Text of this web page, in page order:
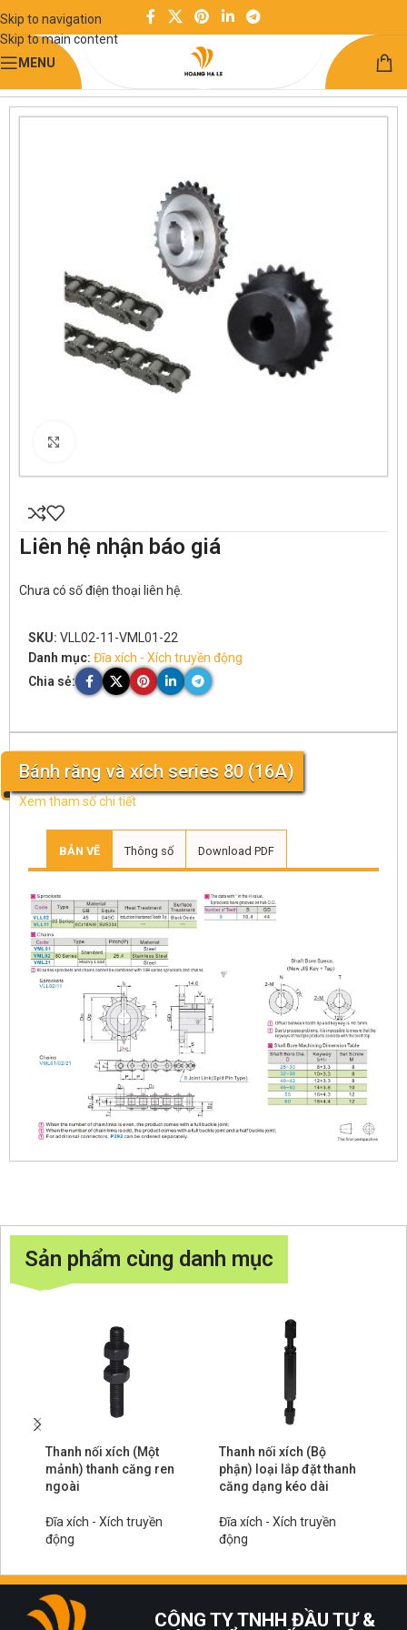
Skip to navigation
Skip to main content
MENU
Trang chủ
Linh kiện truyền động Đĩa xích - Xích truyền động
Bánh răng và xích series 80 (16A)
Xem tham số chi tiết
BẢN VẼ Thông số Download PDF
Liên hệ nhận báo giá
Chưa có số điện thoại liên hệ.
SKU: VLL02-11-VML01-22
Danh mục: Đĩa xích - Xích truyền động
Chia sẻ:
Sản phẩm cùng danh mục
Thanh nối xích (Một
mảnh) thanh căng ren
ngoài
Đĩa xích - Xích truyền
động
Thanh nối xích (Bộ
phận) loại lắp đặt thanh
căng dạng kéo dài
Đĩa xích - Xích truyền
động
CÔNG TY TNHH ĐẦU TƯ &